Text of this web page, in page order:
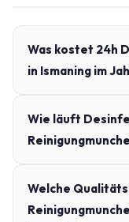
Was kostet 24h
in Ismaning im
Wie läuft
Welche